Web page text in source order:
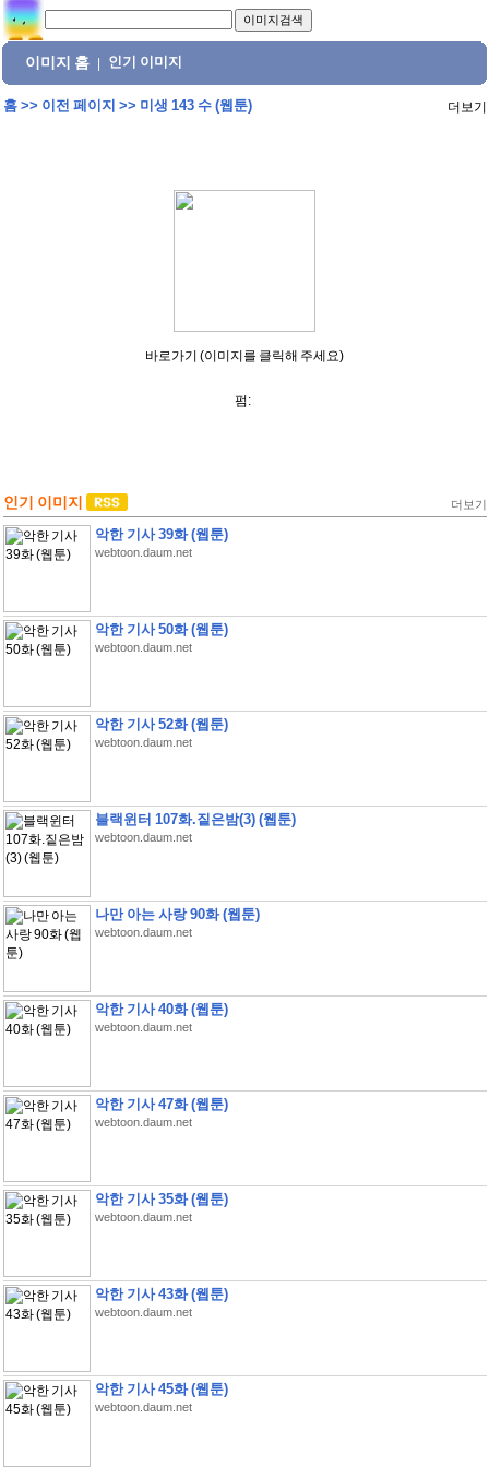
이미지 홈 인기 이미지
홈>> 이전 페이지 >> 미생 143 수 (웹툰) 더보기
바로가기 (이미지를 클릭해 주세요)
펌:
인기 이미지 더보기
악한 기사 39화 (웹툰)
webtoon.daum.net
악한 기사 50화 (웹툰)
webtoon.daum.net
악한 기사 52화 (웹툰)
webtoon.daum.net
블랙윈터 107화.짙은밤(3) (웹툰)
webtoon.daum.net
나만 아는 사랑 90화 (웹툰)
webtoon.daum.net
악한 기사 40화 (웹툰)
webtoon.daum.net
악한 기사 47화 (웹툰)
webtoon.daum.net
악한 기사 35화 (웹툰)
webtoon.daum.net
악한 기사 43화 (웹툰)
webtoon.daum.net
악한 기사 45화 (웹툰)
webtoon.daum.net